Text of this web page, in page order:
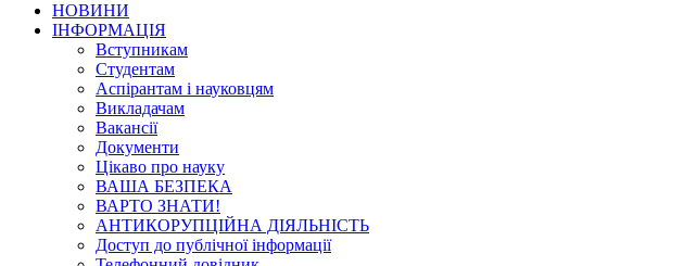
НОВИНИ
ІНФОРМАЦІЯ
Вступникам
Студентам
Аспірантам і науковцям
Викладачам
Вакансії
Документи
Цікаво про науку
ВАША БЕЗПЕКА
ВАРТО ЗНАТИ!
АНТИКОРУПЦІЙНА ДІЯЛЬНІСТЬ
Доступ до публічної інформації